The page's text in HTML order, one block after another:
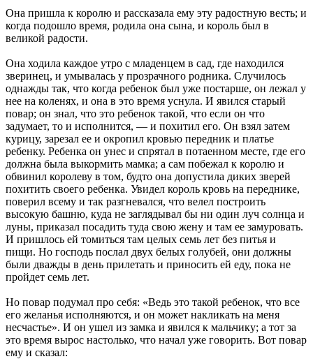
Она пришла к королю и рассказала ему эту радостную весть; и
когда подошло время, родила она сына, и король был в
великой радости.
Она ходила каждое утро с младенцем в сад, где находился
зверинец, и умывалась у прозрачного родника. Случилось
однажды так, что когда ребенок был уже постарше, он лежал у
нее на коленях, и она в это время уснула. И явился старый
повар; он знал, что это ребенок такой, что если он что
задумает, то и исполнится, — и похитил его. Он взял затем
курицу, зарезал ее и окропил кровью передник и платье
ребенку. Ребенка он унес и спрятал в потаенном месте, где его
должна была выкормить мамка; а сам побежал к королю и
обвинил королеву в том, будто она допустила диких зверей
похитить своего ребенка. Увидел король кровь на переднике,
поверил всему и так разгневался, что велел построить
высокую башню, куда не заглядывал бы ни один луч солнца и
луны, приказал посадить туда свою жену и там ее замуровать.
И пришлось ей томиться там целых семь лет без питья и
пищи. Но господь послал двух белых голубей, они должны
были дважды в день прилетать и приносить ей еду, пока не
пройдет семь лет.
Но повар подумал про себя: «Ведь это такой ребенок, что все
его желанья исполняются, и он может накликать на меня
несчастье». И он ушел из замка и явился к мальчику; а тот за
это время вырос настолько, что начал уже говорить. Вот повар
ему и сказал: